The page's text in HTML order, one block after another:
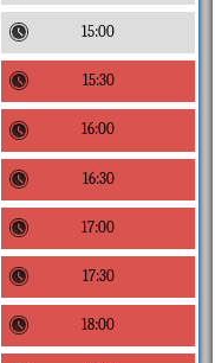
15:00
15:30
16:00
16:30
17:00
17:30
18:00